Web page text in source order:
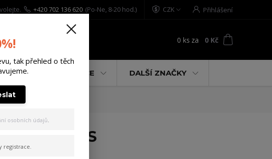
CZK Přihlášení
+420 702 136 620 (Po-Ne, 8-20 hod.)
0 ks za 0 Kč
% AKCE DALŠÍ ZNAČKY
white S
tak přehled o těch
osobních údajů.
registrace.